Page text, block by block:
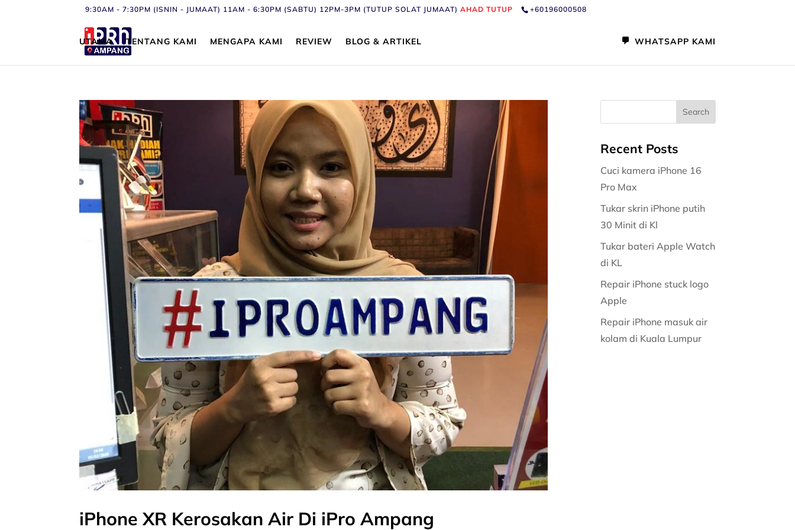
9:30AM - 7:30PM (ISNIN - JUMAAT) 11AM - 6:30PM (SABTU) 12PM-3PM (TUTUP SOLAT JUMAAT)AHAD TUTUP +60196000508
UTAMA TENTANG KAMI MENGAPA KAMI REVIEW BLOG & ARTIKEL WHATSAPP KAMI
iPhone XR Kerosakan Air Di iPro Ampang
Recent Posts
Cuci kamera iPhone 16
Pro Max
Tukar skrin iPhone putih
30 Minit di Kl
Tukar bateri Apple Watch
di KL
Repair iPhone stuck logo
Apple
Repair iPhone masuk air
kolam di Kuala Lumpur